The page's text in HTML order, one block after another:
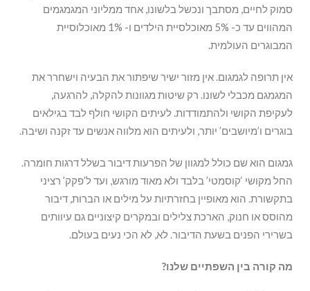
סמוק לחיים, מסתבך ונכשל בלשונו, אחד ממליוני המגמגמים
המהווים עד כ- 5% מאוכלסיית הילדים ו- 1% מאוכלוסיית
המבוגרים העולמית.
אין תרופה לגמגום. אין מזור ישיר שיפתור את הבעיה וישחרר את
המגמגם מכבלי לשונו. רק שיטות מגוונות להקלה, להרגעה,
לעקיפת הקושי ולהתמודדות. לעיתים הקושי חולף לבד בגילאים
בוגרים ו’מיושבים’ יותר, ולעיתים הוא מלווה אנשים עד זקנה ושיבה.
גמגום הוא שם כולל למגוון של הפרעות דיבור בשלל דרגות חומרה.
החל מקושי ‘קוסמטי’ בלבד ולא מאוד מורגש, ועד ל’פקק’ רציני
בתקשורת. הוא מאופיין בחזרתיות על מילים או הברות, דיבור
מהוסס או חנוק, הארכת צלילים ובמקרים קיצוניים גם עיוותים
בשרירי הפנים בשעת הדיבור. לא, לא הכי נעים בעולם.
מה קורה בין השפתיים שלנו?